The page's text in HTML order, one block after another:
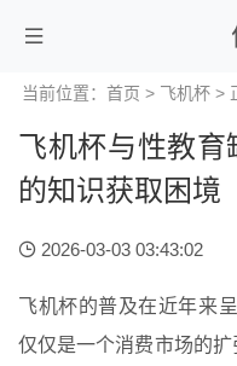
当前位置： 首页 > 飞机杯 >
飞机杯与性教育
的知识获取困境
2026-03-03 03:43:02
飞机杯的普及在近年来
仅仅是一个消费市场的